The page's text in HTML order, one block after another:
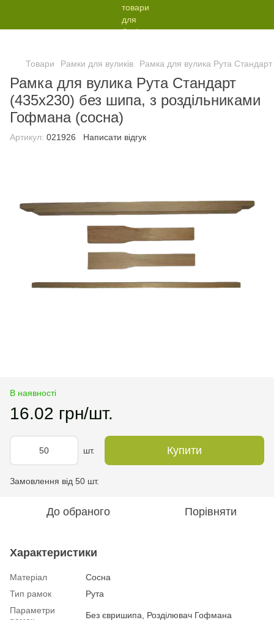
Товари Рамки для вуликів Рамка для вулика Рута
Рамка для вулика Рута Стандарт
(435х230) без шипа, з роздільниками
Гофмана (сосна)
Артикул: 021926 Написати відгук
В наявності
16.02 грн/шт.
шт. Купити
Замовлення від 50 шт.
До обраного Порівняти
Характеристики
Матеріал
Сосна
Тип рамок
Рута
Параметри
Без євришипа, Розділювач Гофмана